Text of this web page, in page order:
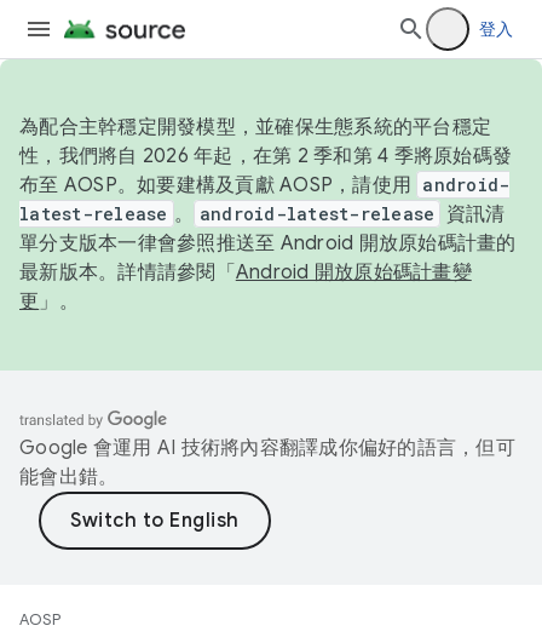
登入
為配合主幹穩定開發模型，並確保生態系統的平台穩定
性，我們將自 2026 年起，在第 2 季和第 4 季將原始碼發
布至 AOSP。如要建構及貢獻 AOSP，請使用 android-
latest-release 。 android-latest-release
資訊清
單分支版本一律會參照推送至 Android 開放原始碼計畫的
最新版本。詳情請參閱「 Android 開放原始碼計畫變
更 」。
Google 會運用 AI 技術將內容翻譯成你偏好的語言，但可
能會出錯。
AOSP